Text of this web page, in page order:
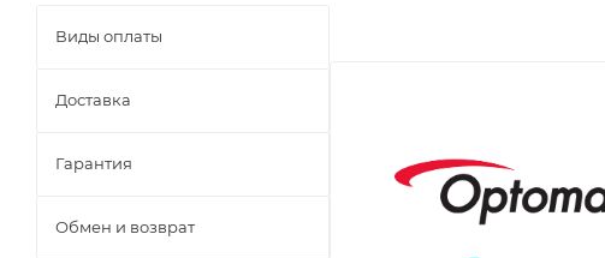
Виды оплаты
Доставка
Гарантия
Обмен и возврат